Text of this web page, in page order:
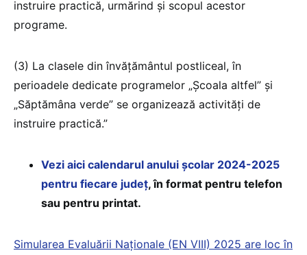
instruire practică, urmărind și scopul acestor
programe.
(3) La clasele din învățământul postliceal, în
perioadele dedicate programelor „Școala altfel” și
„Săptămâna verde” se organizează activități de
instruire practică.”
Vezi aici calendarul anului școlar 2024-2025
pentru fiecare județ, în format pentru telefon
sau pentru printat.
Simularea Evaluării Naționale (EN VIII) 2025 are loc în